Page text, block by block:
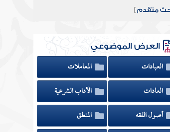
متقدم ]
العرض الموضوعي
العبادات
المعاملات
العادات
الآداب الشرعية
أصول الفقه
المنطق